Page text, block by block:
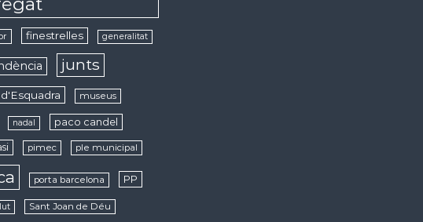
finestrelles generalitat
junts
museus
nadal paco candel
pimec ple municipal
porta barcelona PP
Sant Joan de Déu